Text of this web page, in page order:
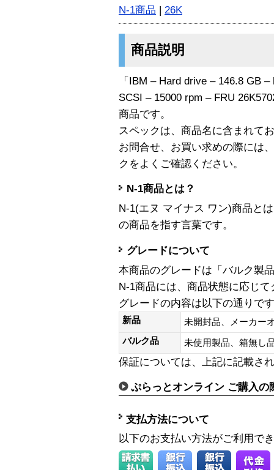
N-1商品 | 26K
商品説明
「IBM – Hard drive – 146.8 GB
SCSI – 15000 rpm – FRU
商品です。
スペックは、商品名に含まれて
お問合せ、お買い求めの際には
クをよくご確認ください。
N-1商品とは？
N-1(エヌ マイナス ワン)商品と
の商品を指す言葉です。
グレードについて
本商品のグレードは「バルク製
N-1商品には、商品状態に応じ
グレードの内容は以下の通りで
新品
未開封品、メーカー
バルク品
未使用製品、箱無
保証については、上記に記載さ
ぷらっとオンライン ご購入の
支払方法について
以下のお支払い方法がご利用で